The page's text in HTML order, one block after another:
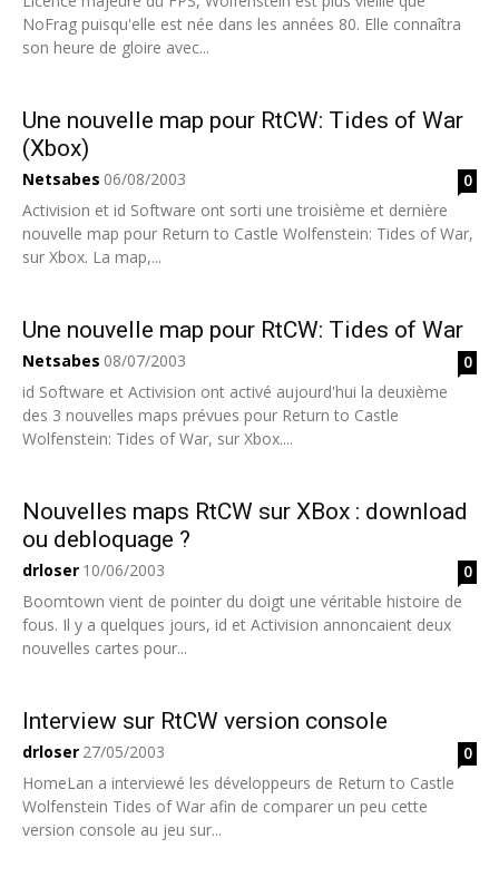
NoFrag puisqu'elle est née dans les années 80. Elle connaîtra
son heure de gloire avec...
Une nouvelle map pour RtCW: Tides of War
(Xbox)
Netsabes 06/08/2003
0
Activision et id Software ont sorti une troisième et dernière
nouvelle map pour Return to Castle Wolfenstein: Tides of War,
sur Xbox. La map,...
Une nouvelle map pour RtCW: Tides of War
Netsabes 08/07/2003
0
id Software et Activision ont activé aujourd'hui la deuxième
des 3 nouvelles maps prévues pour Return to Castle
Wolfenstein: Tides of War, sur Xbox....
Nouvelles maps RtCW sur XBox : download
ou debloquage ?
drloser 10/06/2003
0
Boomtown vient de pointer du doigt une véritable histoire de
fous. Il y a quelques jours, id et Activision annoncaient deux
nouvelles cartes pour...
Interview sur RtCW version console
drloser 27/05/2003
0
HomeLan a interviewé les développeurs de Return to Castle
Wolfenstein Tides of War afin de comparer un peu cette
version console au jeu sur...